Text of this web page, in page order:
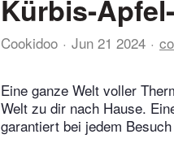
Kürbis-
Cookidoo Jun 21 2024
Eine ganze Welt voller
Welt zu dir nach Hause.
garantiert bei jedem